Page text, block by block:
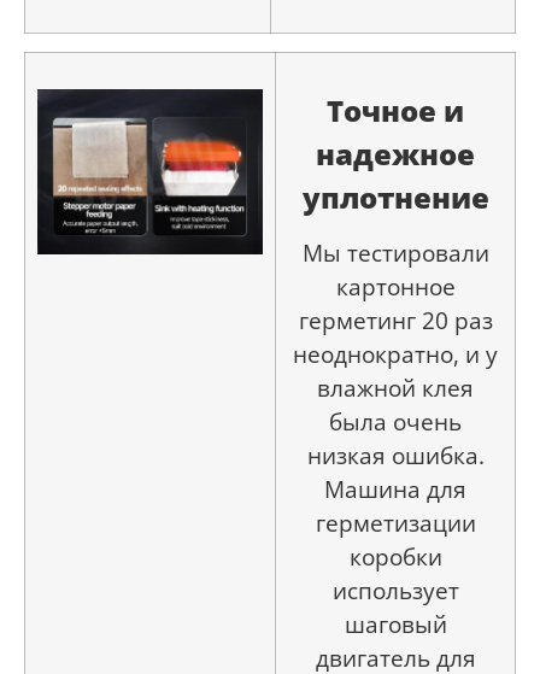
Точное и
надежное
уплотнение
Мы тестировали
картонное
герметинг 20 раз
неоднократно, и у
влажной клея
была очень
низкая ошибка.
Машина для
герметизации
коробки
использует
шаговый
двигатель для